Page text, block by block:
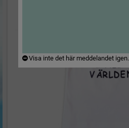
Visa inte det här meddelandet igen.